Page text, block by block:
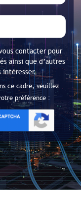
contacter pour
ainsi que d’autres
intéresser.
ce cadre, veuillez
préférence :